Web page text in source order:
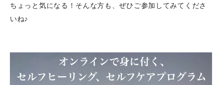
ちょっと気になる！そんな方も、ぜひご参加してみてくださ
いね♪